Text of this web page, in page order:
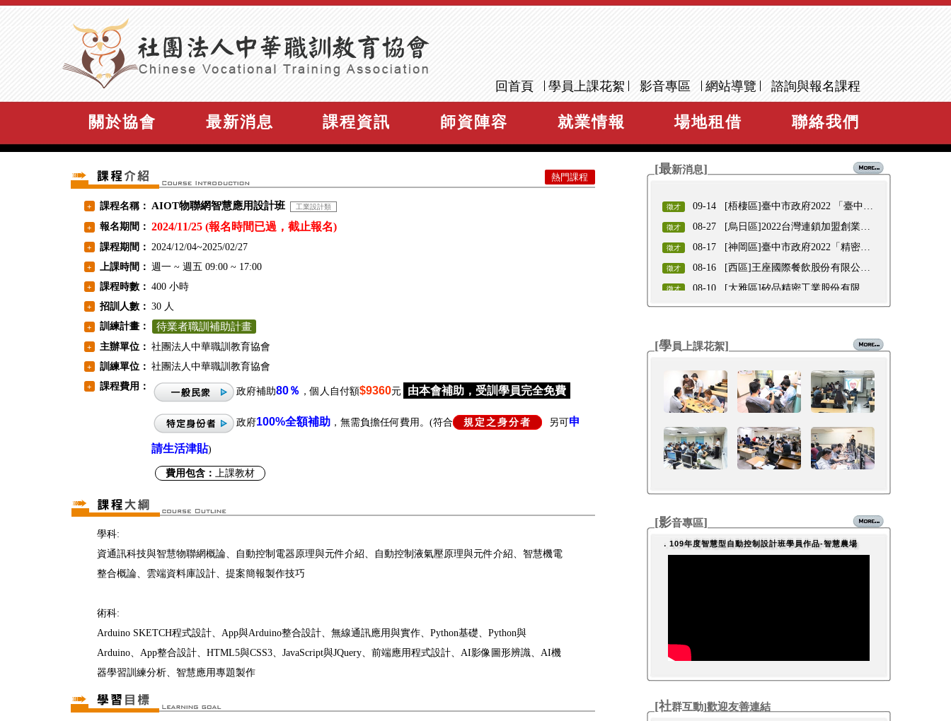
回首頁 學員上課花絮 影音專區 網站導覽 諮詢與報名課程
關於協會 最新消息 課程資訊 師資陣容 就業情報 場地租借 聯絡我們
熱門課程
+ 課程名稱： AIOT物聯網智慧應用設計班 工業設計類
+ 報名期間： 2024/11/25 (報名時間已過，截止報名)
+ 課程期間： 2024/12/04~2025/02/27
+ 上課時間： 週一 ~ 週五 09:00 ~ 17:00
+ 課程時數： 400 小時
+ 招訓人數： 30 人
+ 訓練計畫： 待業者職訓補助計畫
+ 主辦單位： 社團法人中華職訓教育協會
+ 訓練單位： 社團法人中華職訓教育協會
+ 課程費用： 政府補助80％ ，個人自付額$9360元 由本會補助，受訓學員完全免費
政府100%全額補助 ，無需負擔任何費用。(符合 規定之身分者 另可申
請生活津貼)
費用包含： 上課教材
學科:
資通訊科技與智慧物聯網概論、自動控制電器原理與元件介紹、自動控制液氣壓原理與元件介紹、智慧機電
整合概論、雲端資料庫設計、提案簡報製作技巧
術科:
Arduino SKETCH程式設計、App與Arduino整合設計、無線通訊應用與實作、Python基礎、Python與
Arduino、App整合設計、HTML5與CSS3、JavaScript與JQuery、前端應用程式設計、AI影像圖形辨識、AI機
器學習訓練分析、智慧應用專題製作
[最新消息]
新訊 07-30
AIOT智慧物聯網設計實作班 _錄訓
錄訓公告
新訊 06-17
Vue框架網站前端開發設計實務班
科技園區」聯合徵才活動
徵才 08-27
[烏日區]2022台灣連鎖加盟創業大
展暨聯合徵才活動
徵才 08-16
[西區]王座國際餐飲股份有限公司-
司
職缺 08-21 [北區]業務主管
職缺 08-21 [北區]業務採購人員
職缺 02-06 [東區]行政人員
職缺 02-06 [西屯區]行政人員
職缺 02-06 [梧棲區]繪圖人員
[學員上課花絮]
[影音專區]
．109年度智慧型自動控制設計班學員作品-智慧農場
[社群互動]歡迎友善連結